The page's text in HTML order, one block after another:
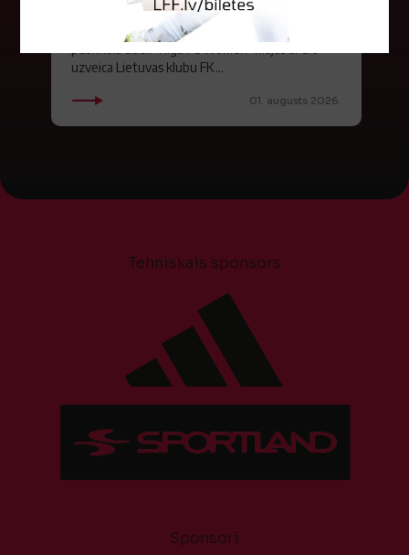
Sestdien Baltijas Sieviešu futbola līgā (BWFL)
komandas aizvadīja pusfināla mačus. Pirmajā
uzveica Lietuvas klubu FK...
01. augusts 2026.
Tehniskais sponsors
Sponsori